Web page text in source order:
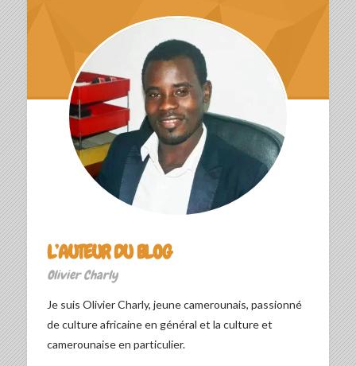
L’AUTEUR DU BLOG
Olivier Charly
Je suis Olivier Charly, jeune camerounais, passionné
de culture africaine en général et la culture et
camerounaise en particulier.